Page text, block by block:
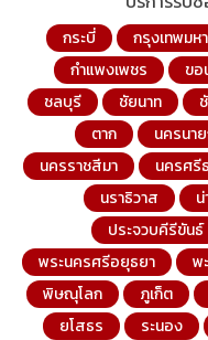
กระบี่ กรุงเทพมห
กำแพงเพชร
ขอ
ชลบุรี
ชัยนาท
ตาก
นครนา
นครราชสีมา
นครศรี
นราธิวาส
ประจวบคีรีขันธ์
พระนครศรีอยุธยา
พ
พิษณุโลก
ภูเก็ต
ยโสธร
ระนอง